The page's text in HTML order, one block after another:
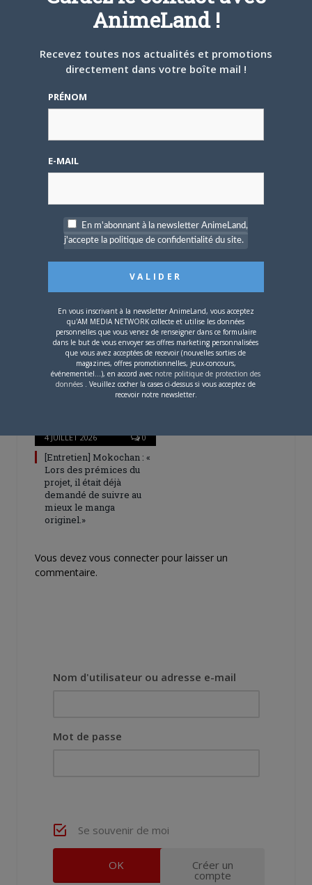
ARTICLES LIÉS
5 AOÛT 2026 0
L’AnimeLand Hors-Série
– Spécial Posters est
Une nouvelle série TV
Digimon en préparation
pour 2027
4 JUILLET 2026 0
[Entretien] Mokochan : «
Lors des prémices du
projet, il était déjà
demandé de suivre au
mieux le manga
originel.»
Vous devez vous connecter pour laisser un
commentaire.
Nom d'utilisateur ou adresse e-mail
Mot de passe
Se souvenir de moi
Créer un
compte
AnimeLand !
Recevez toutes nos actualités et promotions
directement dans votre boîte mail !
PRÉNOM
E-MAIL
En m'abonnant à la newsletter AnimeLand,
j'accepte la politique de confidentialité du site.
En vous inscrivant à la newsletter AnimeLand, vous acceptez
qu'AM MEDIA NETWORK collecte et utilise les données
personnelles que vous venez de renseigner dans ce formulaire
dans le but de vous envoyer ses offres marketing personnalisées
que vous avez acceptées de recevoir (nouvelles sorties de
magazines, offres promotionnelles, jeux-concours,
événementiel...), en accord avec notre politique de protection des
données . Veuillez cocher la cases ci-dessus si vous acceptez de
recevoir notre newsletter.